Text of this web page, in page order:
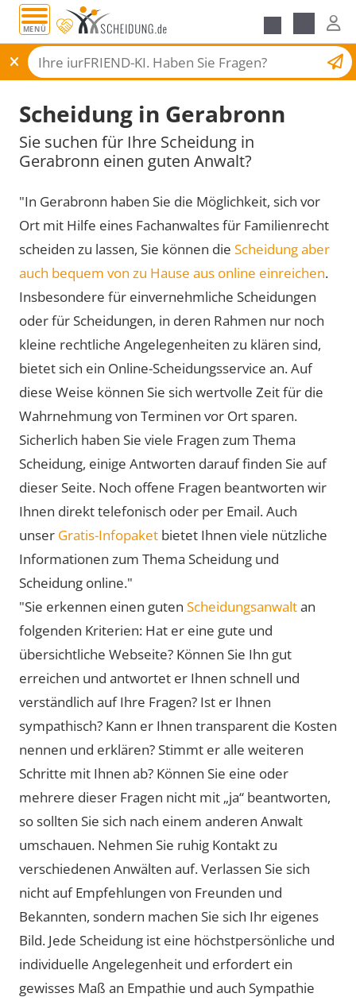
MENÜ
Scheidungsantrag
Scheidung in Gerabronn
Sie suchen für Ihre Scheidung in
Gerabronn einen guten Anwalt?
"In Gerabronn haben Sie die Möglichkeit, sich vor
Ort mit Hilfe eines Fachanwaltes für Familienrecht
scheiden zu lassen, Sie können die Scheidung aber
auch bequem von zu Hause aus online einreichen.
Insbesondere für einvernehmliche Scheidungen
oder für Scheidungen, in deren Rahmen nur noch
kleine rechtliche Angelegenheiten zu klären sind,
bietet sich ein Online-Scheidungsservice an. Auf
diese Weise können Sie sich wertvolle Zeit für die
Wahrnehmung von Terminen vor Ort sparen.
Sicherlich haben Sie viele Fragen zum Thema
Scheidung, einige Antworten darauf finden Sie auf
dieser Seite. Noch offene Fragen beantworten wir
Ihnen direkt telefonisch oder per Email. Auch
unser Gratis-Infopaket bietet Ihnen viele nützliche
Informationen zum Thema Scheidung und
Scheidung online."
"Sie erkennen einen guten Scheidungsanwaltan
folgenden Kriterien: Hat er eine gute und
übersichtliche Webseite? Können Sie Ihn gut
erreichen und antwortet er Ihnen schnell und
verständlich auf Ihre Fragen? Ist er Ihnen
sympathisch? Kann er Ihnen transparent die Kosten
nennen und erklären? Stimmt er alle weiteren
Schritte mit Ihnen ab? Können Sie eine oder
mehrere dieser Fragen nicht mit „ja“ beantworten,
so sollten Sie sich nach einem anderen Anwalt
umschauen. Nehmen Sie ruhig Kontakt zu
verschiedenen Anwälten auf. Verlassen Sie sich
nicht auf Empfehlungen von Freunden und
Bekannten, sondern machen Sie sich Ihr eigenes
Bild. Jede Scheidung ist eine höchstpersönliche und
individuelle Angelegenheit und erfordert ein
gewisses Maß an Empathie und auch Sympathie